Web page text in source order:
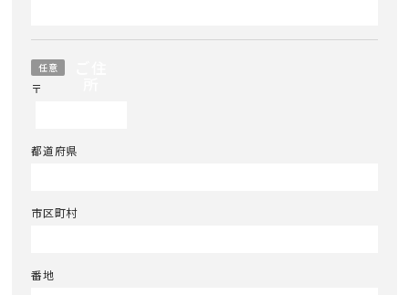
任意
〒
都道府県
市区町村
番地